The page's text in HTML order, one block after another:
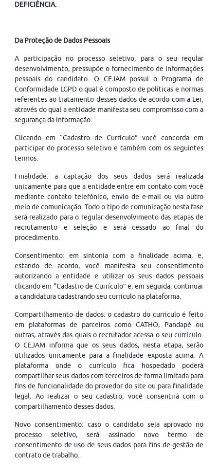
DEFICIÊNCIA.
Da Proteção de Dados Pessoais
A participação no processo seletivo, para o seu regular
desenvolvimento, pressupõe o fornecimento de informações
pessoais do candidato. O CEJAM possui o Programa de
Conformidade LGPD o qual é composto de políticas e normas
referentes ao tratamento desses dados de acordo com a Lei,
através do qual a entidade manifesta seu compromisso com a
segurança da informação.
Clicando em “Cadastro de Currículo” você concorda em
participar do processo seletivo e também com os seguintes
termos:
Finalidade: a captação dos seus dados será realizada
unicamente para que a entidade entre em contato com você
mediante contato telefônico, envio de e-mail ou via outro
meio de comunicação. Todo o tipo de comunicação nesta fase
será realizado para o regular desenvolvimento das etapas de
recrutamento e seleção e será cessado ao final do
procedimento.
Consentimento: em sintonia com a finalidade acima, e,
estando de acordo, você manifesta seu consentimento
autorizando a entidade e utilizar os seus dados pessoais
clicando em “Cadastro de Currículo” e, em seguida, continuar
a candidatura cadastrando seu currículo na plataforma.
Compartilhamento de dados: o cadastro do currículo é feito
em plataformas de parceiros como CATHO, Pandapé ou
outras, através das quais o recrutador acessa o seu currículo.
O CEJAM informa que os seus dados, nesta etapa, serão
utilizados unicamente para a finalidade exposta acima. A
plataforma onde o currículo fica hospedado poderá
compartilhar seus dados com terceiros de forma limitada para
fins de funcionalidade do provedor do site ou para finalidade
legal. Ao realizar o seu cadastro, você consentirá com o
compartilhamento desses dados.
Novo consentimento: caso o candidato seja aprovado no
processo seletivo, será assinado novo termo de
consentimento de uso de seus dados para fins de gestão de
contrato de trabalho.